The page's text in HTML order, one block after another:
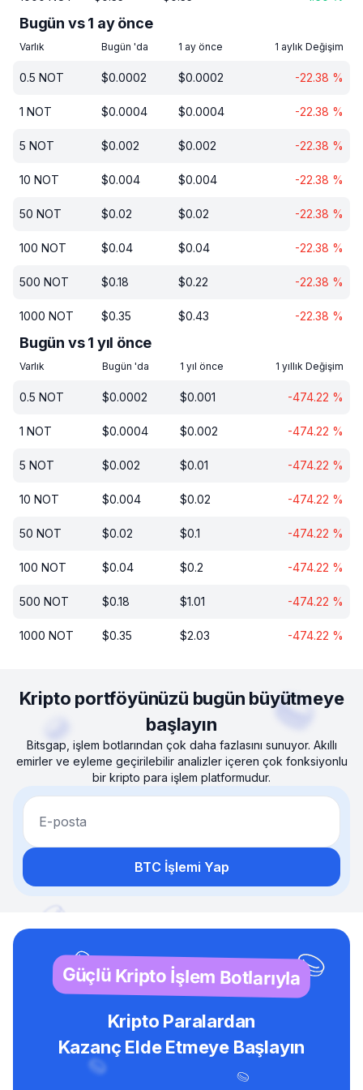
Bugün vs 1 ay önce
Varlık Bugün 'da 1 ay önce 1 aylık Değişim
0.5 NOT $0.0002 $0.0002 -22.38 %
1 NOT $0.0004 $0.0004 -22.38 %
5 NOT $0.002 $0.002 -22.38 %
10 NOT $0.004 $0.004 -22.38 %
50 NOT $0.02 $0.02 -22.38 %
100 NOT $0.04 $0.04 -22.38 %
500 NOT $0.18 $0.22 -22.38 %
1000 NOT $0.35 $0.43 -22.38 %
Bugün vs 1 yıl önce
Varlık Bugün 'da 1 yıl önce 1 yıllık Değişim
0.5 NOT $0.0002 $0.001 -474.22 %
1 NOT $0.0004 $0.002 -474.22 %
5 NOT $0.002 $0.01 -474.22 %
10 NOT $0.004 $0.02 -474.22 %
50 NOT $0.02 $0.1 -474.22 %
100 NOT $0.04 $0.2 -474.22 %
500 NOT $0.18 $1.01 -474.22 %
1000 NOT $0.35 $2.03 -474.22 %
Kripto portföyünüzü bugün büyütmeye
başlayın
Bitsgap, işlem botlarından çok daha fazlasını sunuyor. Akıllı
emirler ve eyleme geçirilebilir analizler içeren çok fonksiyonlu
bir kripto para işlem platformudur.
E-posta
BTC İşlemi Yap
Güçlü Kripto İşlem Botlarıyla
Kripto Paralardan
Kazanç Elde Etmeye Başlayın